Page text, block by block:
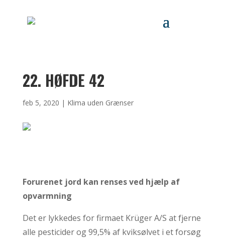
22. HØFDE 42
feb 5, 2020 | Klima uden Grænser
Forurenet jord kan renses ved hjælp af
opvarmning
Det er lykkedes for firmaet Krüger A/S at fjerne
alle pesticider og 99,5% af kviksølvet i et forsøg